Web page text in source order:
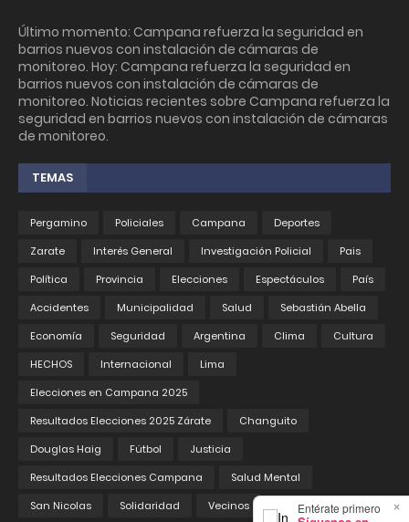
×
Entérate primero
Último momento: Campana refuerza la seguridad en
barrios nuevos con instalación de cámaras de
monitoreo. Hoy: Campana refuerza la seguridad en
barrios nuevos con instalación de cámaras de
monitoreo. Noticias recientes sobre Campana refuerza la
seguridad en barrios nuevos con instalación de cámaras
de monitoreo.
TEMAS
Pergamino Policiales Campana
Deportes
Zarate
Interés General Investigación Policial
Pais
Política
Provincia Elecciones Espectáculos
País
Accidentes
Municipalidad Salud
Sebastián Abella
Economía
Seguridad Argentina Clima
Cultura
HECHOS
Internacional
Lima
Elecciones en Campana 2025
Resultados Elecciones 2025 Zárate
Changuito
Douglas Haig
Fútbol
Justicia
Resultados Elecciones Campana
Salud Mental
San Nicolas
Solidaridad Vecinos